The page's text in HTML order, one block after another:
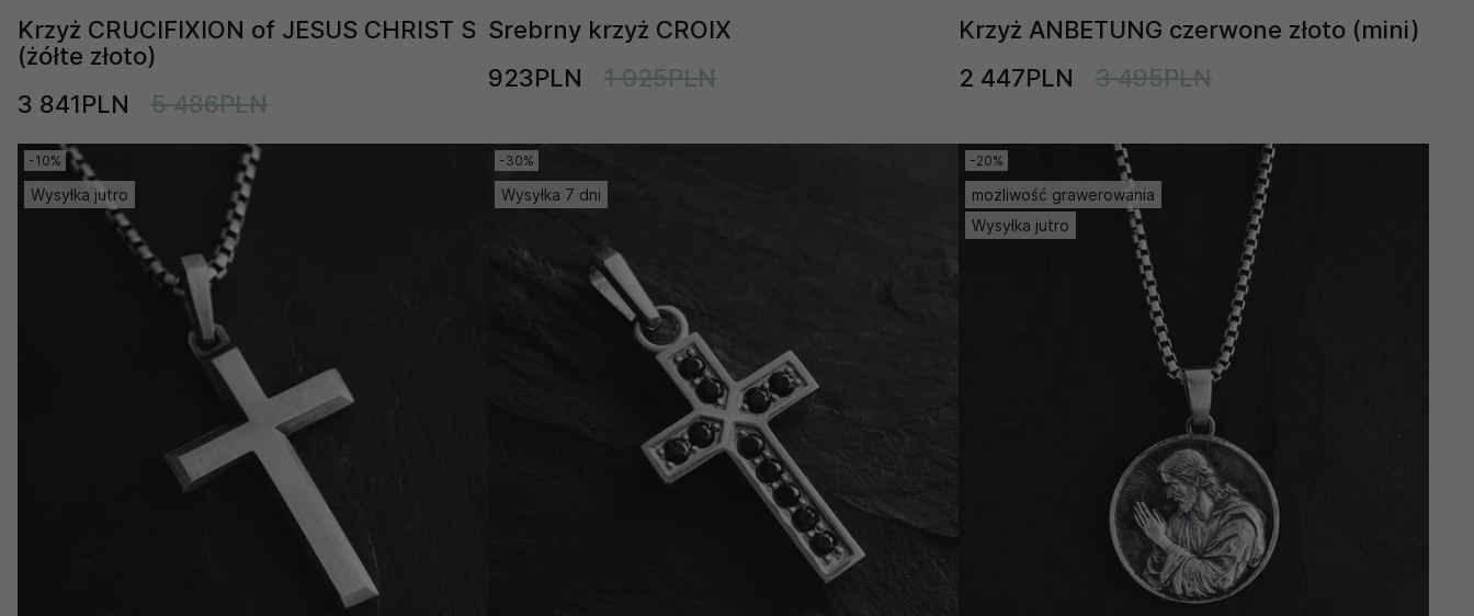
Krzyż CRUCIFIXION of JESUS CHRIST S
(żółte złoto)
3 841PLN
5 486PLN
Srebrny krzyż CROIX
923PLN
1 025PLN
Krzyż ANBETUNG czerwone złoto (mini)
2 447PLN
3 495PLN
-10%
Wysyłka jutro
-30%
Wysyłka 7 dni
-20%
możliwość grawerowania
Wysyłka jutro